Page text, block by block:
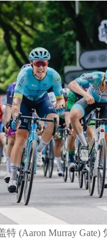
特 (Aaron Murray